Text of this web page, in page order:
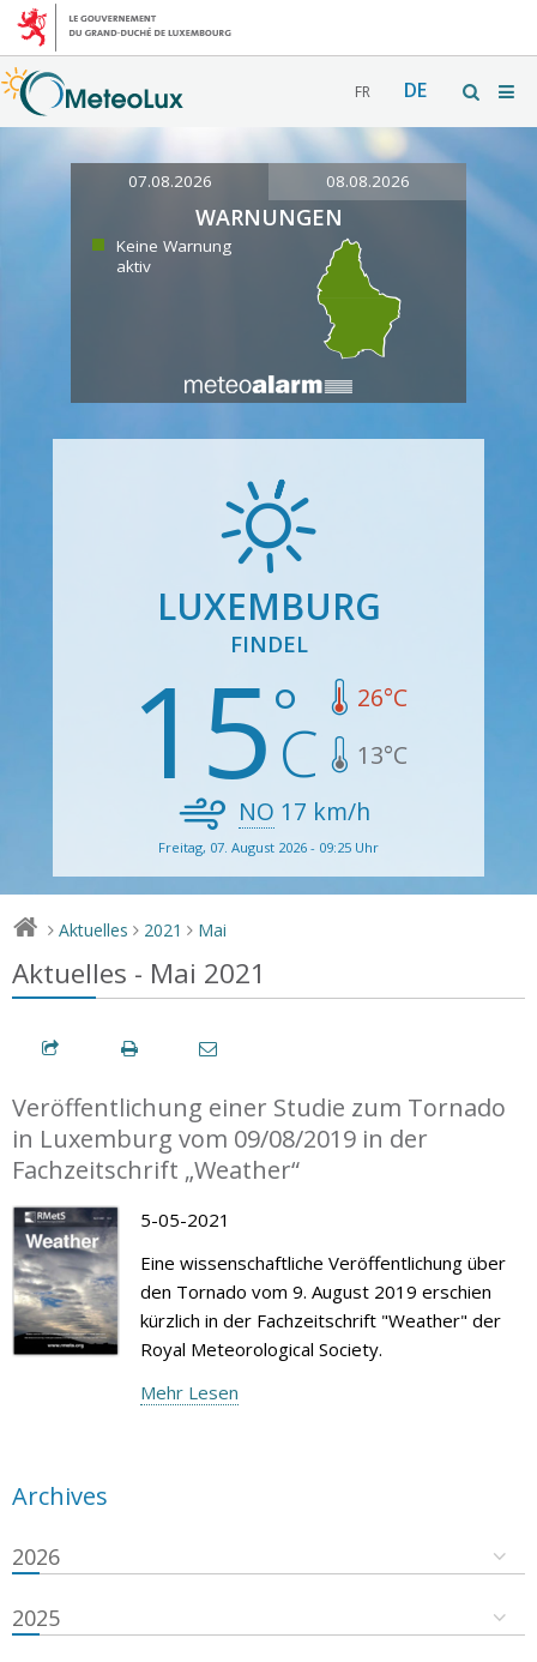
FR DE
07.08.2026 08.08.2026
WARNUNGEN
Keine Warnung
aktiv
LUXEMBURG
FINDEL
15 26°C
13°C
NO 17 km/h
Freitag, 07. August 2026 - 09:25 Uhr
> Aktuelles > 2021 > Mai
Aktuelles - Mai 2021
Veröffentlichung einer Studie zum Tornado
in Luxemburg vom 09/08/2019 in der
Fachzeitschrift „Weather“
5-05-2021
Eine wissenschaftliche Veröffentlichung über
den Tornado vom 9. August 2019 erschien
kürzlich in der Fachzeitschrift "Weather" der
Royal Meteorological Society.
Mehr Lesen
Archives
2026
2025